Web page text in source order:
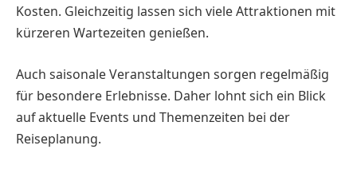
Kosten. Gleichzeitig lassen sich viele Attraktionen mit
kürzeren Wartezeiten genießen.
Auch saisonale Veranstaltungen sorgen regelmäßig
für besondere Erlebnisse. Daher lohnt sich ein Blick
auf aktuelle Events und Themenzeiten bei der
Reiseplanung.